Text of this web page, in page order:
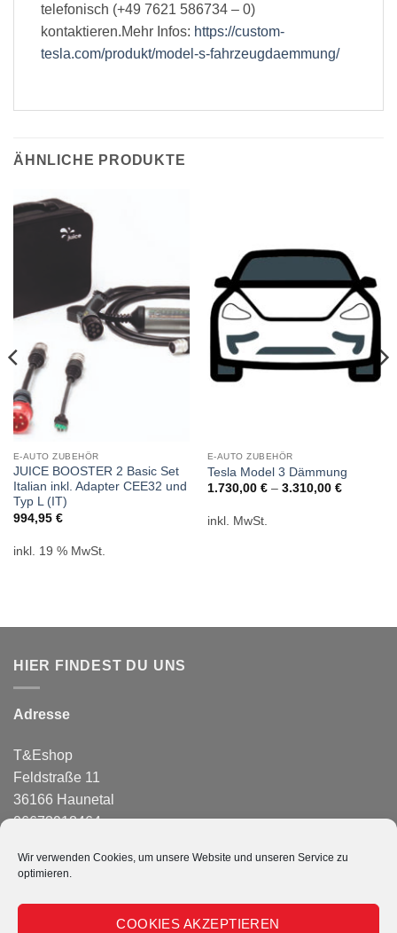
Wir verwenden Cookies, um unsere Website und unseren Service zu
optimieren.
COOKIES AKZEPTIEREN
telefonisch (+49 7621 586734 – 0)
kontaktieren.Mehr Infos: https://custom-
tesla.com/produkt/model-s-fahrzeugdaemmung/
ÄHNLICHE PRODUKTE
E-AUTO ZUBEHÖR
JUICE BOOSTER 2 Basic Set
Italian inkl. Adapter CEE32 und
Typ L (IT)
994,95 €
inkl. 19 % MwSt.
E-AUTO ZUBEHÖR
Tesla Model 3 Dämmung
1.730,00 €– 3.310,00 €
inkl. MwSt.
HIER FINDEST DU UNS
Adresse
T&Eshop
Feldstraße 11
36166 Haunetal
06673918464
PayPal